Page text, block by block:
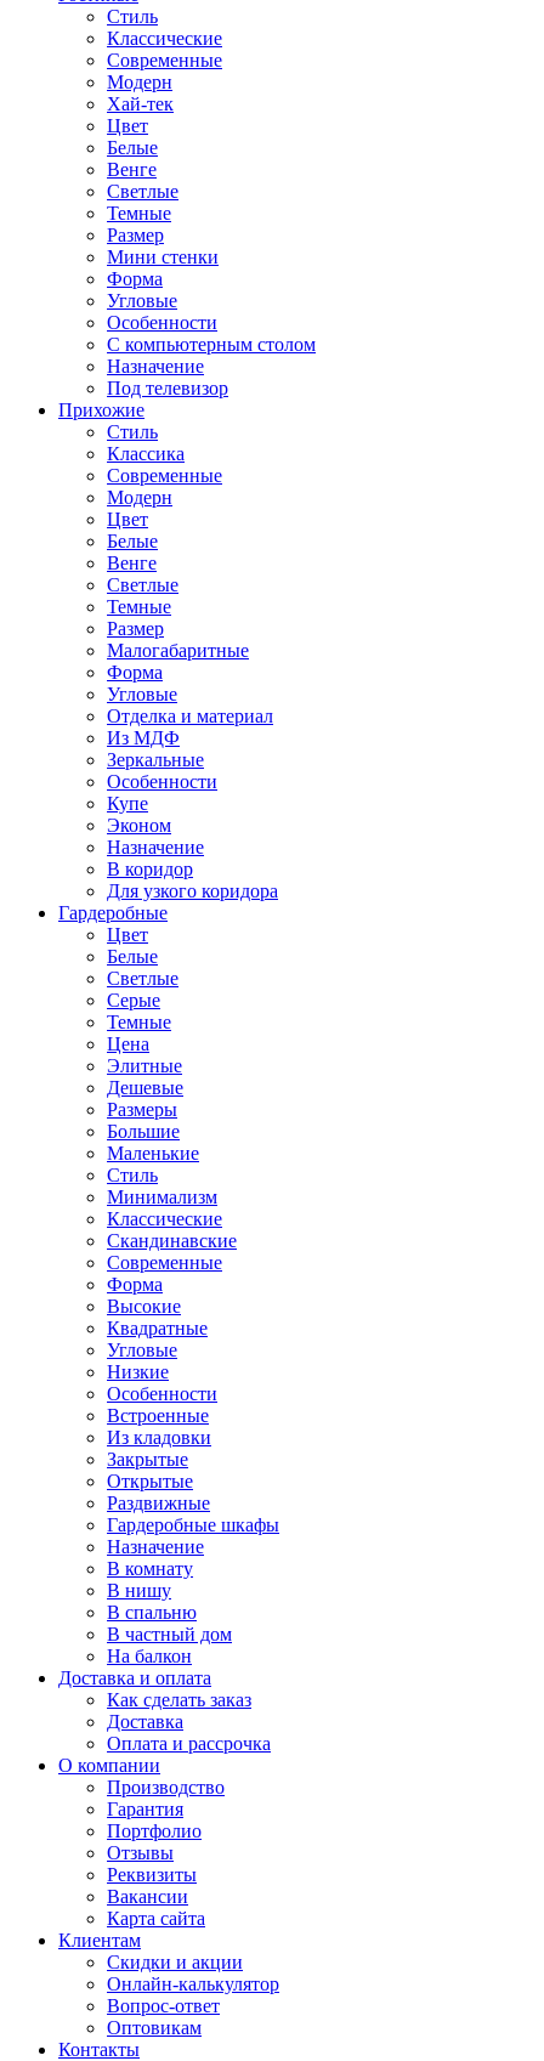
Стиль
Классические
Современные
Модерн
Хай-тек
Цвет
Белые
Венге
Светлые
Темные
Размер
Мини стенки
Форма
Угловые
Особенности
С компьютерным столом
Назначение
Под телевизор
Прихожие
Стиль
Классика
Современные
Модерн
Цвет
Белые
Венге
Светлые
Темные
Размер
Малогабаритные
Форма
Угловые
Отделка и материал
Из МДФ
Зеркальные
Особенности
Купе
Эконом
Назначение
В коридор
Для узкого коридора
Гардеробные
Цвет
Белые
Светлые
Серые
Темные
Цена
Элитные
Дешевые
Размеры
Большие
Маленькие
Стиль
Минимализм
Классические
Скандинавские
Современные
Форма
Высокие
Квадратные
Угловые
Низкие
Особенности
Встроенные
Из кладовки
Закрытые
Открытые
Раздвижные
Гардеробные шкафы
Назначение
В комнату
В нишу
В спальню
В частный дом
На балкон
Доставка и оплата
Как сделать заказ
Доставка
Оплата и рассрочка
О компании
Производство
Гарантия
Портфолио
Отзывы
Реквизиты
Вакансии
Карта сайта
Клиентам
Скидки и акции
Онлайн-калькулятор
Вопрос-ответ
Оптовикам
Контакты